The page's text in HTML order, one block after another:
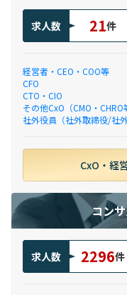
求人数 21件
経営者・CEO・COO等
CFO
CTO・CIO
その他CxO（CMO・CHRO
社外役員（社外取締役/社外
CxO・経
コン
求人数 2296件